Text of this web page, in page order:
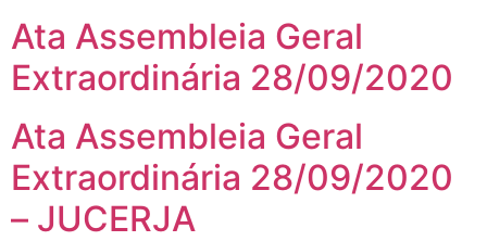
Ata Assembleia Geral
Extraordinária 28/09/2020
Ata Assembleia Geral
Extraordinária 28/09/2020
– JUCERJA